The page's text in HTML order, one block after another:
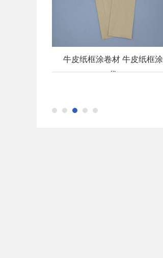
牛皮纸框涂卷材 牛皮纸框涂
袋
chanp_more